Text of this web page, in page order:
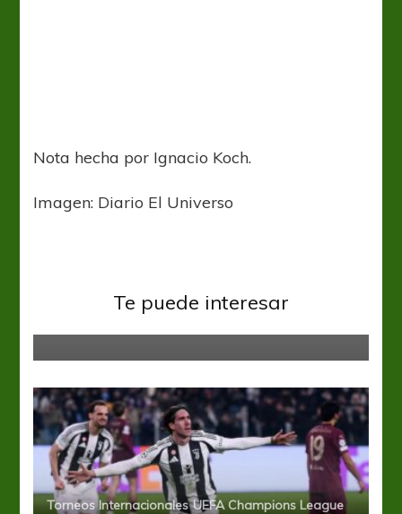
Nota hecha por Ignacio Koch.
Imagen: Diario El Universo
Te puede interesar
Egipto para meterse en los play-
Torneos Internacionales UEFA Champions League